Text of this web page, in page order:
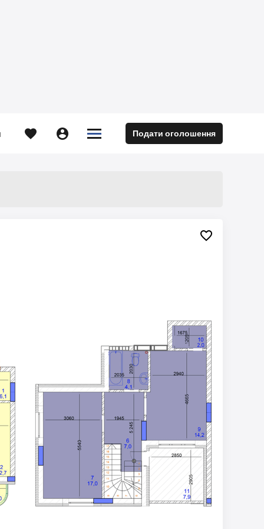
  

 Подати оголошення
